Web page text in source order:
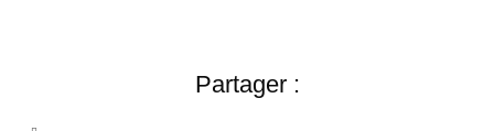
Partager :